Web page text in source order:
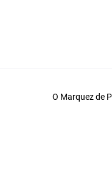
O Marquez de